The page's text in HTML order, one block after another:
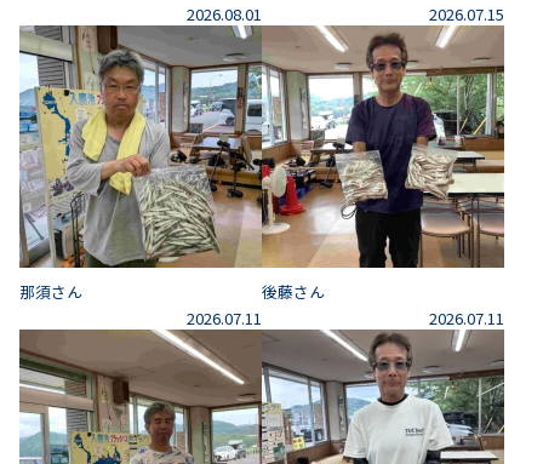
2026.08.01
2026.07.15
那須さん
2026.07.11
後藤さん
2026.07.11